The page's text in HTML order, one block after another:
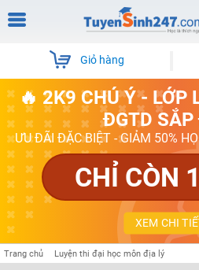
Giỏ hàng
🔥 2K9 CHÚ Ý - LỚP
ĐGTD SẮP
ƯU ĐÃI ĐẶC BIỆT - GIẢM 50%
CHỈ CÒN
XEM CHI
Trang chủ Luyện thi đại học môn địa lý